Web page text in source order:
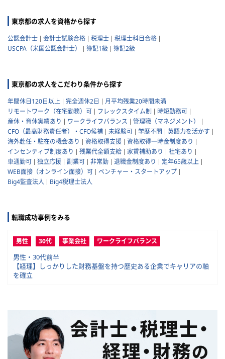
東京都の求人を資格から探す
公認会計士 会計士試験合格 税理士
税理士科目合格
USCPA（米国公認会計士）
簿記1級 簿記2級
東京都の求人をこだわり条件から探す
年間休日120日以上 完全週休2日
月平均残業20時間未満
リモートワーク（在宅勤務）可
フレックスタイム制
時短勤務可
産休・育休実績あり
ワークライフバランス
管理職（マネジメント）
CFO（最高財務責任者）・CFO候補
未経験可 学歴不問
英語力を活かす
海外赴任・駐在の機会あり
資格取得支援
資格取得一時金制度あり
インセンティブ制度あり
残業代全額支給 家賃補助あり
社宅あり
車通勤可
独立応援 副業可 非常勤 退職金制度あり
定年65歳以上
WEB面接（オンライン面接）可
ベンチャー・スタートアップ
Big4監査法人
Big4税理士法人
転職成功事例をみる
男性 30代 事業会社 ワークライフバランス
男性・30代前半
【経理】しっかりした財務基盤を持つ歴史ある企業でキャリアの軸
を確立